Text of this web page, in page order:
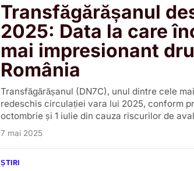
Transfăgărășanul
2025: Data la care
mai impresionant
România
Transfăgărășanul (DN7C), unul dintre cele
redeschis circulației vara lui 2025, conform
octombrie și 1 iulie din cauza riscurilor de
7 mai 2025
ȘTIRI